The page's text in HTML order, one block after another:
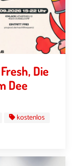
Die
Dee
kostenlos